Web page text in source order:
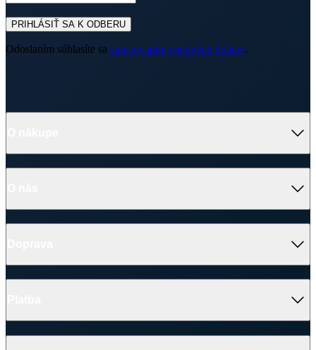
PRIHLÁSIŤ SA K ODBERU
Odoslaním súhlasíte sa spracovaním osobných údajov
Výhody oblečenia CityZen
Kontakt